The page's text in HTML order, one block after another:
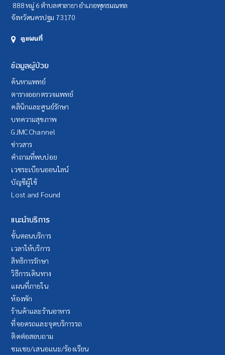
888 หมู่ 6 ตำบลศาลายา อำเภอพุทธมณฑล
จังหวัดนครปฐม 73170
ดูแผนที่
ข้อมูลผู้ป่วย
ค้นหาแพทย์
ตารางออกตรวจแพทย์
คลินิกและศูนย์รักษา
บทความสุขภาพ
GJMC Channel
ข่าวสาร
คำถามที่พบบ่อย
เวชระเบียนออนไลน์
บัญชีผู้ใช้
Lost and Found
แนะนำบริการ
ขั้นตอนบริการ
เวลาให้บริการ
สิทธิการรักษา
วิธีการเดินทาง
แผนที่ภายใน
ห้องพัก
ร้านค้าและร้านอาหาร
ที่จอดรถและจุดบริการรถ
ติดต่อสอบถาม
ชมเชย/เสนอแนะ/ร้องเรียน